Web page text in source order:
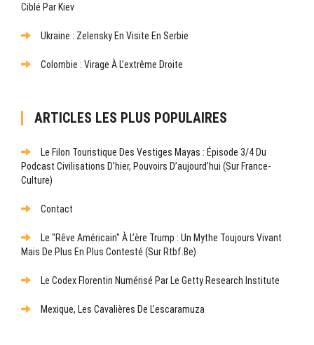
Ciblé Par Kiev
Ukraine : Zelensky En Visite En Serbie
Colombie : Virage À L’extrême Droite
ARTICLES LES PLUS POPULAIRES
Le Filon Touristique Des Vestiges Mayas : Épisode 3/4 Du
Podcast Civilisations D’hier, Pouvoirs D’aujourd’hui (sur France-
Culture)
Contact
Le "rêve Américain" À L’ère Trump : Un Mythe Toujours Vivant
Mais De Plus En Plus Contesté (sur Rtbf.be)
Le Codex Florentin Numérisé Par Le Getty Research Institute
Mexique, Les Cavalières De L’escaramuza